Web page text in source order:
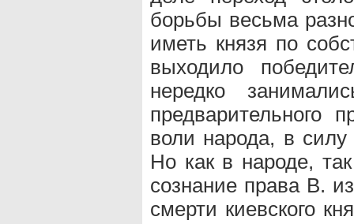
борьбы весьма
иметь князя по
выходило
нередко
предварительного
воли народа, в силу
Но как в народе,
сознание права В.
смерти киевского